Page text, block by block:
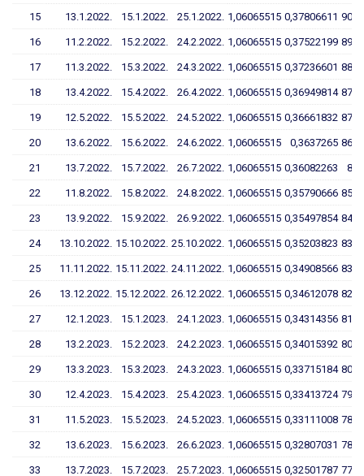
15 13.1.2022. 15.1.2022. 25.1.2022. 1,06065515 0,37806611
16 11.2.2022. 15.2.2022. 24.2.2022. 1,06065515 0,37522199
17 11.3.2022. 15.3.2022. 24.3.2022. 1,06065515 0,37236601
18 13.4.2022. 15.4.2022. 26.4.2022. 1,06065515 0,36949814
19 12.5.2022. 15.5.2022. 24.5.2022. 1,06065515 0,36661832
20 13.6.2022. 15.6.2022. 24.6.2022. 1,06065515 0,3637265
21 13.7.2022. 15.7.2022. 26.7.2022. 1,06065515 0,36082263
22 11.8.2022. 15.8.2022. 24.8.2022. 1,06065515 0,35790666
23 13.9.2022. 15.9.2022. 26.9.2022. 1,06065515 0,35497854
24 13.10.2022. 15.10.2022. 25.10.2022. 1,06065515 0,35203823
25 11.11.2022. 15.11.2022. 24.11.2022. 1,06065515 0,34908566
26 13.12.2022. 15.12.2022. 26.12.2022. 1,06065515 0,34612078
27 12.1.2023. 15.1.2023. 24.1.2023. 1,06065515 0,34314356
28 13.2.2023. 15.2.2023. 24.2.2023. 1,06065515 0,34015392
29 13.3.2023. 15.3.2023. 24.3.2023. 1,06065515 0,33715184
30 12.4.2023. 15.4.2023. 25.4.2023. 1,06065515 0,33413724
31 11.5.2023. 15.5.2023. 24.5.2023. 1,06065515 0,33111008
32 13.6.2023. 15.6.2023. 26.6.2023. 1,06065515 0,32807031
33 13.7.2023. 15.7.2023. 25.7.2023. 1,06065515 0,32501787